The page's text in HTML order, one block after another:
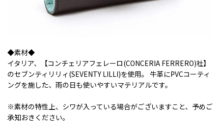
◆素材◆
イタリア、【コンチェリアフェレーロ(CONCERIA FERRERO)社】
のセブンティリリィ(SEVENTY LILLI)を使用。 牛革にPVCコーティ
ングを施した、雨の日も使いやすいマテリアルです。
※素材の特性上、シワが入っている場合がございますこと、予めご
承知おきください。